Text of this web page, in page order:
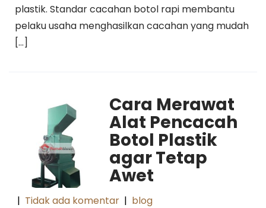
plastik. Standar cacahan botol rapi membantu
pelaku usaha menghasilkan cacahan yang mudah
[…]
Cara Merawat
Alat Pencacah
Botol Plastik
agar Tetap
Awet
| Tidak ada komentar | blog